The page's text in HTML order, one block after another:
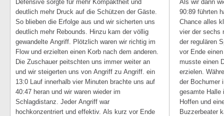
Defensive sorgte für mehr Kompaktheit und
deutlich mehr Druck auf die Schützen der Gäste.
So blieben die Erfolge aus und wir sicherten uns
deutlich mehr Rebounds. Hinzu kam der völlig
gewandelte Angriff. Plötzlich waren wir richtig im
Flow und erzielten einen Korb nach dem anderen.
Die Zuschauer peitschten uns immer weiter an
und wir steigerten uns von Angriff zu Angriff. ein
13:0 Lauf innerhalb vier Minuten brachte uns auf
40:47 heran und wir waren wieder im
Schlagdistanz. Jeder Angriff war
hochkonzentriert und effektiv. Als kurz vor Ende
Als wir dann
90:89 führten
Chance alles
vier der sechs
der regulären
vor Ende
musste einen
erzielen.
der Bochumer
gesamte Halle
Hoffen und
Buzzerbeater